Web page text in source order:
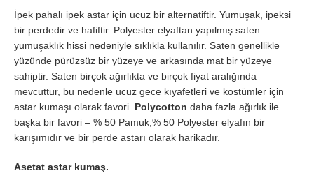
İpek pahalı ipek astar için ucuz bir alternatiftir. Yumuşak, ipeksi
bir perdedir ve hafiftir. Polyester elyaftan yapılmış saten
yumuşaklık hissi nedeniyle sıklıkla kullanılır. Saten genellikle
yüzünde pürüzsüz bir yüzeye ve arkasında mat bir yüzeye
sahiptir. Saten birçok ağırlıkta ve birçok fiyat aralığında
mevcuttur, bu nedenle ucuz gece kıyafetleri ve kostümler için
astar kumaşı olarak favori. Polycotton daha fazla ağırlık ile
başka bir favori – % 50 Pamuk,% 50 Polyester elyafın bir
karışımıdır ve bir perde astarı olarak harikadır.
Asetat astar kumaş.